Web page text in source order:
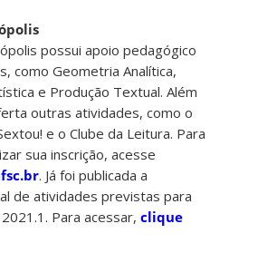
possui apoio pedagógico
como Geometria Analítica,
e Produção Textual. Além
outras atividades, como o
e o Clube da Leitura. Para
sua inscrição, acesse
. Já foi publicada a
de atividades previstas para
Para acessar,clique